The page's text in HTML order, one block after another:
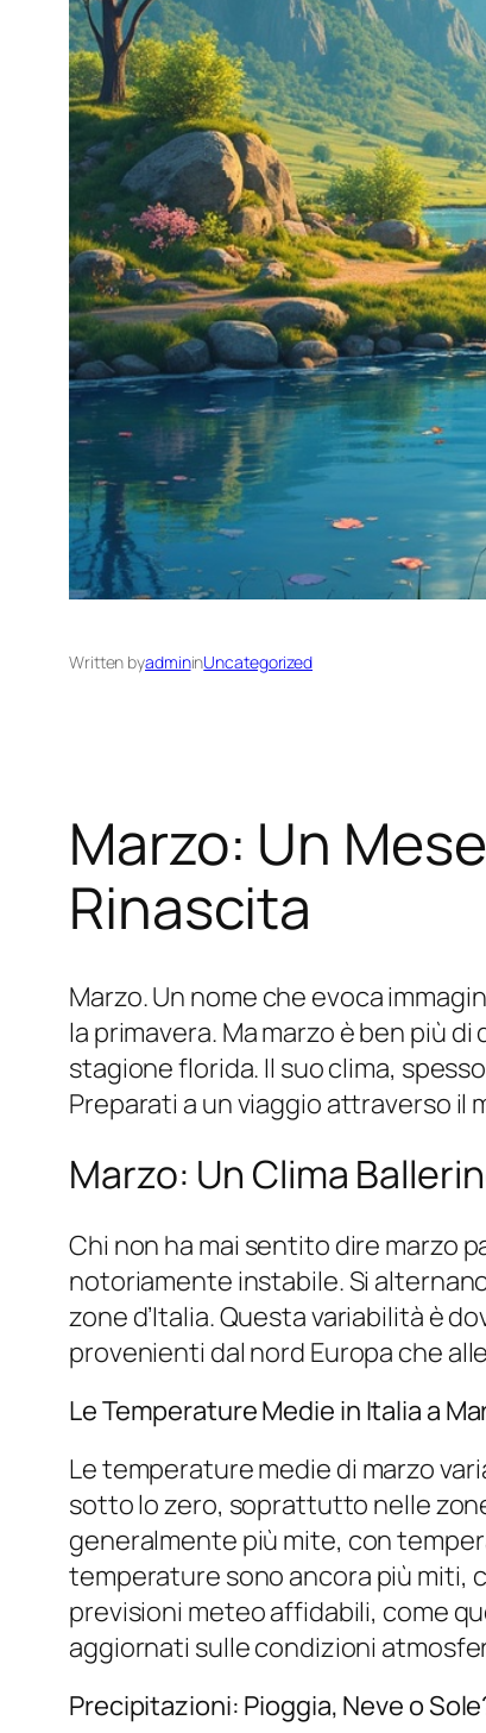
Written byadmininUncategorized
Marzo: Un
Rinascita
Marzo. Un nome che evoca
la primavera. Ma marzo è ben più
stagione florida. Il suo clima,
Preparati a un viaggio attraverso il
Marzo: Un Clima
Chi non ha mai sentito dire marzo
notoriamente instabile. Si
zone d’Italia. Questa variabilità è
provenienti dal nord Europa che
Le Temperature Medie in Italia a
Le temperature medie di marzo
sotto lo zero, soprattutto nelle
generalmente più mite, con
temperature sono ancora più miti,
previsioni meteo affidabili, come
aggiornati sulle condizioni
Precipitazioni: Pioggia, Neve o